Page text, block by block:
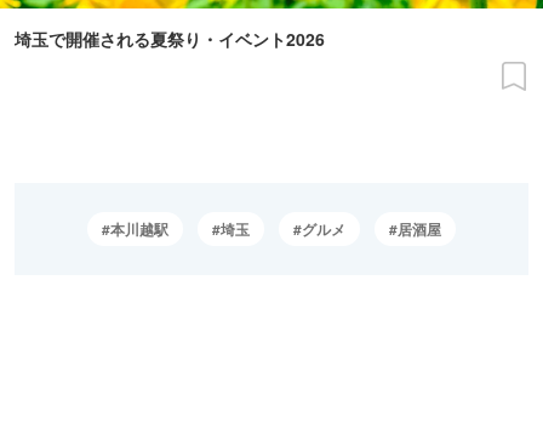
埼玉で開催される夏祭り・イベント2026
本川越駅 埼玉 グルメ 居酒屋